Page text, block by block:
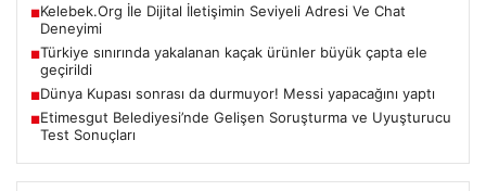
■Kelebek.Org İle Dijital İletişimin Seviyeli Adresi Ve Chat
Deneyimi
■Türkiye sınırında yakalanan kaçak ürünler büyük çapta ele
geçirildi
■Dünya Kupası sonrası da durmuyor! Messi yapacağını yaptı
■Etimesgut Belediyesi’nde Gelişen Soruşturma ve Uyuşturucu
Test Sonuçları